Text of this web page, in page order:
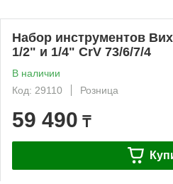
Набор инструментов
1/2" и 1/4" CrV 73/6/7/4
В наличии
Код: 29110
Розница
59 490 ₸